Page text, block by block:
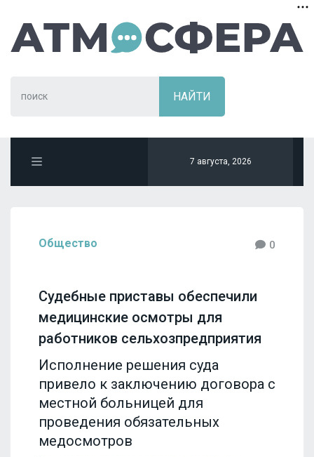
7 августа, 2026
Общество 0
Судебные приставы обеспечили
медицинские осмотры для
работников сельхозпредприятия
Исполнение решения суда
привело к заключению договора с
местной больницей для
проведения обязательных
медосмотров